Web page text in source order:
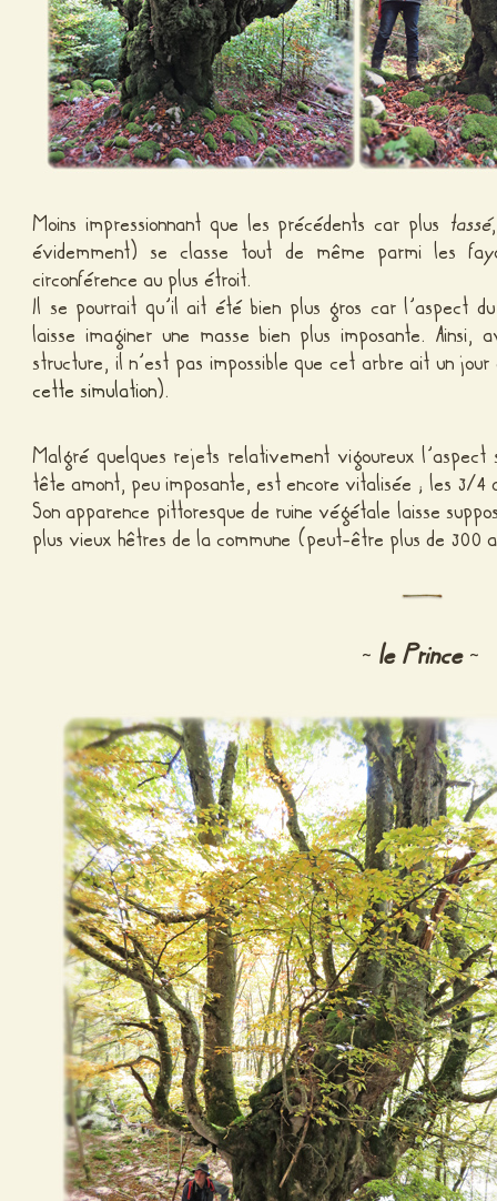
Moins impressionnant que les précédents car plus tassé
évidemment) se classe tout de même parmi les
circonférence au plus étroit.
Il se pourrait qu’il ait été bien plus gros car l’aspect
laisse imaginer une masse bien plus imposante. Ainsi,
structure, il n’est pas impossible que cet arbre ait un
cette simulation).
Malgré quelques rejets relativement vigoureux
tête amont, peu imposante, est encore vitalisée ; les 3/4
Son apparence pittoresque de ruine végétale laisse
plus vieux hêtres de la commune (peut-être plus de 300
~ le Prince ~